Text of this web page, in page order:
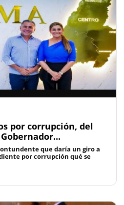
por corrupción, del
que daría un giro a
por corrupción qué se